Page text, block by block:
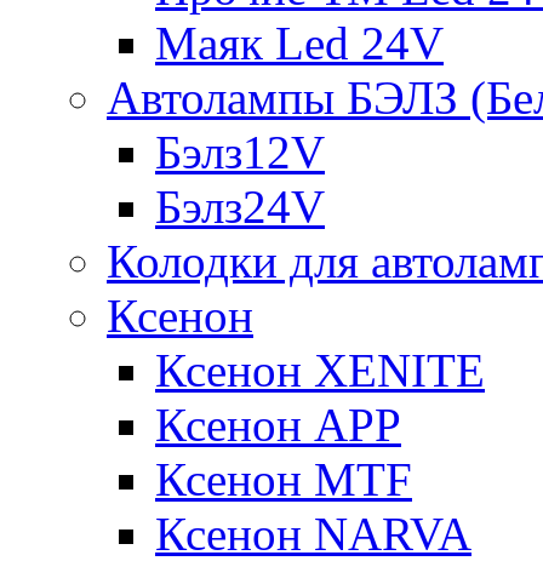
Маяк Led 24V
Автолампы БЭЛЗ
Бэлз12V
Бэлз24V
Колодки для
Ксенон
Ксенон XENITE
Ксенон APP
Ксенон MTF
Ксенон NARVA